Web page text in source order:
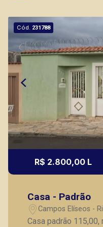
Cód. 231788
R$ 2.800,00 L
Casa - Padrão
Campos Elíseos -
Casa padrão 115,00,